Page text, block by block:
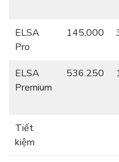
ELSA
Pro
145,000
ELSA
Premium
536.250
Tiết
kiệm